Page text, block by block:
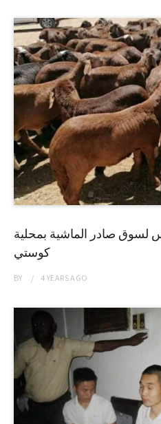
صادر الماشية بمحلية
كوستي
BY 4 YEARSAGO